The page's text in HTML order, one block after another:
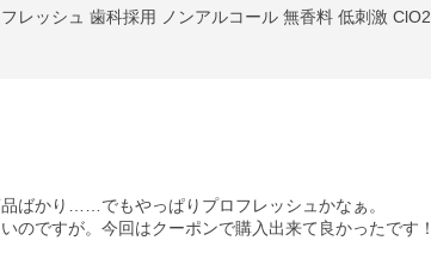
レッシュ 歯科採用 ノンアルコール 無香料 低刺激 ClO2
ばかり……でもやっぱりプロフレッシュかなぁ。